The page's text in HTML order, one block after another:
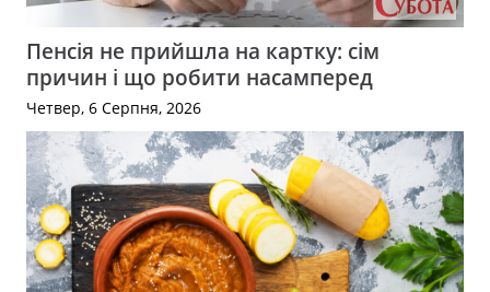
Пенсія не прийшла на картку: сім
причин і що робити насамперед
Четвер, 6 Серпня, 2026